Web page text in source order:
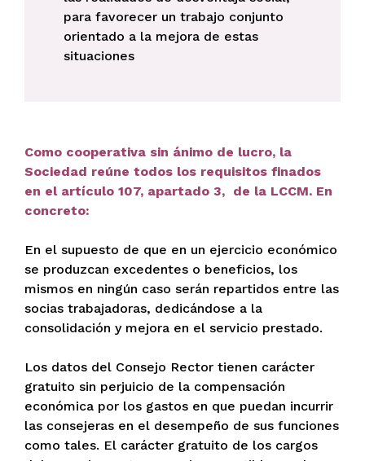
para favorecer un trabajo conjunto
orientado a la mejora de estas
situaciones
Como cooperativa sin ánimo de lucro, la
Sociedad reúne todos los requisitos finados
en el artículo 107, apartado 3, de la LCCM. En
concreto:
En el supuesto de que en un ejercicio económico
se produzcan excedentes o beneficios, los
mismos en ningún caso serán repartidos entre las
socias trabajadoras, dedicándose a la
consolidación y mejora en el servicio prestado.
Los datos del Consejo Rector tienen carácter
gratuito sin perjuicio de la compensación
económica por los gastos en que puedan incurrir
las consejeras en el desempeño de sus funciones
como tales. El carácter gratuito de los cargos